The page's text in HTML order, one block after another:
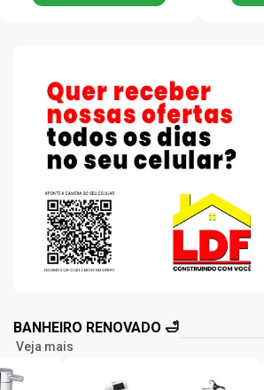
BANHEIRO RENOVADO 🛁
Veja mais